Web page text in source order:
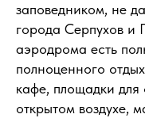
заповедником, не
города Серпухов
аэродрома есть
полноценного
кафе, площадки
открытом воздухе,